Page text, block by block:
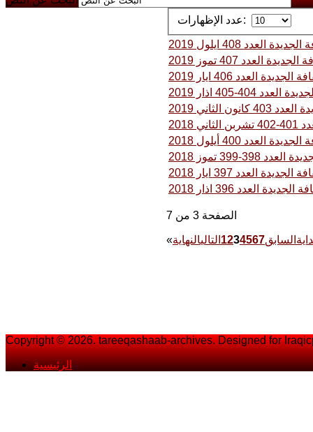
عدد الإظهارات:
العدد 408 ايلول 2019
العدد 407 تموز 2019
الجديدة العدد 406 ايار 2019
404-405 اذار 2019
الثاني 2019
2018
العدد 400 أيلول 2018
398-399 تموز 2018
الجديدة العدد 397 ايار 2018
الجديدة العدد 396 اذار 2018
الصفحة 3 من 7
« السابق 1234567 التاليالنهاية
Copyright © 2026. tareeqashaab-archives. Designed for
الرئيسية